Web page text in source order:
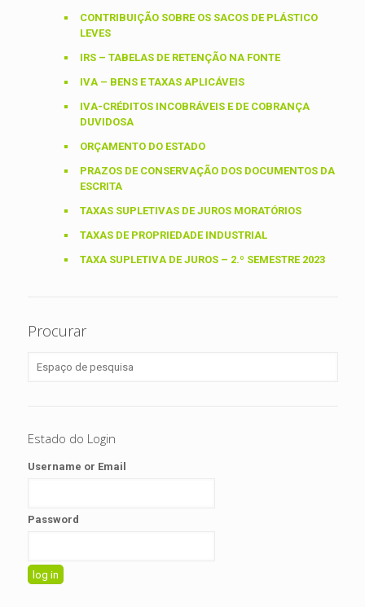
CONTRIBUIÇÃO SOBRE OS SACOS DE PLÁSTICO
LEVES
IRS – TABELAS DE RETENÇÃO NA FONTE
IVA – BENS E TAXAS APLICÁVEIS
IVA-CRÉDITOS INCOBRÁVEIS E DE COBRANÇA
DUVIDOSA
ORÇAMENTO DO ESTADO
PRAZOS DE CONSERVAÇÃO DOS DOCUMENTOS DA
ESCRITA
TAXAS SUPLETIVAS DE JUROS MORATÓRIOS
TAXAS DE PROPRIEDADE INDUSTRIAL
TAXA SUPLETIVA DE JUROS – 2.º SEMESTRE 2023
Procurar
Estado do Login
Username or Email
Password